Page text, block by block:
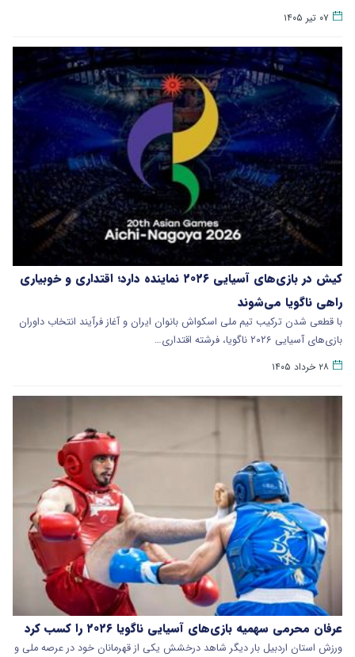
۰۷ تیر ۱۴۰۵
کیش در بازی‌های آسیایی ۲۰۲۶ نماینده دارد؛ اقتداری و خوبیاری
راهی ناگویا می‌شوند
با قطعی شدن ترکیب تیم ملی اسکواش بانوان ایران و آغاز فرآیند انتخاب داوران
بازی‌های آسیایی ۲۰۲۶ ناگویا، فرشته اقتداری…
۲۸ خرداد ۱۴۰۵
عرفان محرمی سهمیه بازی‌های آسیایی ناگویا ۲۰۲۶ را کسب کرد
ورزش استان اردبیل بار دیگر شاهد درخشش یکی از قهرمانان خود در عرصه ملی و